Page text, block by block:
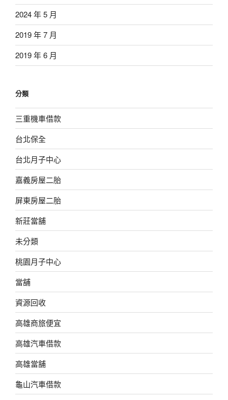
2024 年 5 月
2019 年 7 月
2019 年 6 月
分類
三重機車借款
台北保全
台北月子中心
嘉義房屋二胎
屏東房屋二胎
新莊當舖
未分類
桃園月子中心
當舖
資源回收
高雄商旅便宜
高雄汽車借款
高雄當舖
龜山汽車借款